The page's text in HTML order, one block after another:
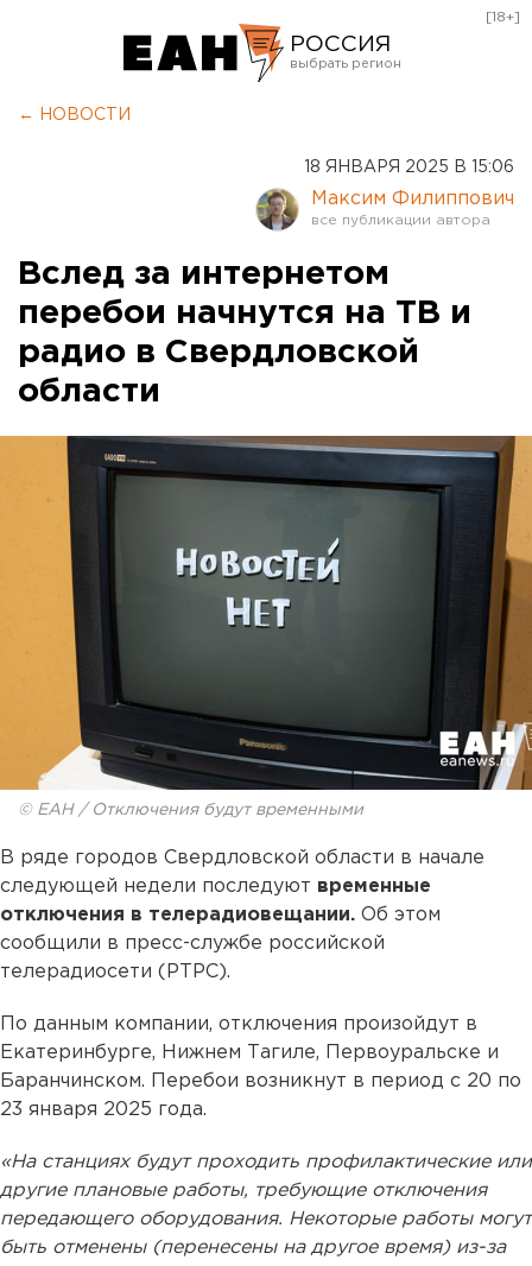
РОССИЯ
Оренбург
[18+]
← НОВОСТИ
18 ЯНВАРЯ 2025 В 15:06
Максим Филиппович
Вслед за интернетом
перебои начнутся на ТВ и
радио в Свердловской
области
© ЕАН / Отключения будут временными
В ряде городов Свердловской области в начале
следующей недели последуют временные
отключения в телерадиовещании. Об этом
сообщили в пресс-службе российской
телерадиосети (РТРС).
По данным компании, отключения произойдут в
Екатеринбурге, Нижнем Тагиле, Первоуральске и
Баранчинском. Перебои возникнут в период с 20 по
23 января 2025 года.
«На станциях будут проходить профилактические или
другие плановые работы, требующие отключения
передающего оборудования. Некоторые работы могут
быть отменены (перенесены на другое время) из-за